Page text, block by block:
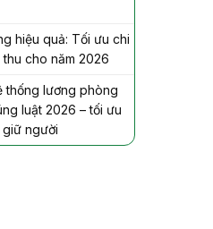
hiệu quả: Tối ưu chi
cho năm 2026
thống lương phòng
luật 2026 – tối ưu
người